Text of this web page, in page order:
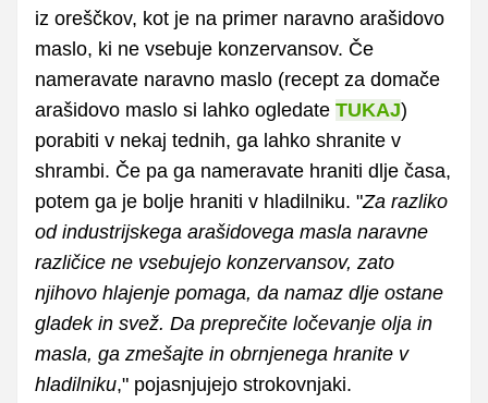
iz oreščkov, kot je na primer naravno arašidovo
maslo, ki ne vsebuje konzervansov. Če
nameravate naravno maslo (recept za domače
arašidovo maslo si lahko ogledate TUKAJ)
porabiti v nekaj tednih, ga lahko shranite v
shrambi. Če pa ga nameravate hraniti dlje časa,
potem ga je bolje hraniti v hladilniku. "Za razliko
od industrijskega arašidovega masla naravne
različice ne vsebujejo konzervansov, zato
njihovo hlajenje pomaga, da namaz dlje ostane
gladek in svež. Da preprečite ločevanje olja in
masla, ga zmešajte in obrnjenega hranite v
hladilniku," pojasnjujejo strokovnjaki.